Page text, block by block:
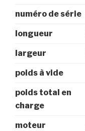
numéro de série
longueur
largeur
poids à vide
poids total en
charge
moteur